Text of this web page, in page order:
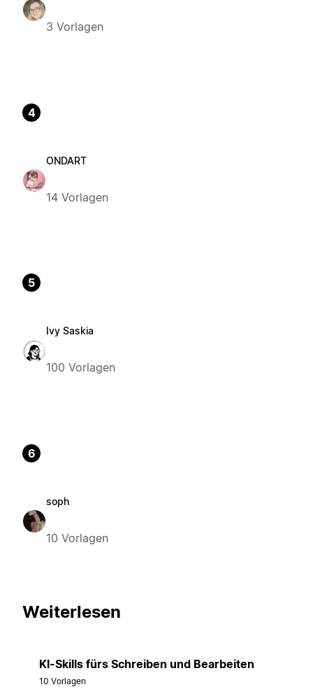
3 Vorlagen
4
ONDART
14 Vorlagen
5
Ivy Saskia
100 Vorlagen
6
soph
10 Vorlagen
Weiterlesen
KI-Skills fürs Schreiben und Bearbeiten
10 Vorlagen